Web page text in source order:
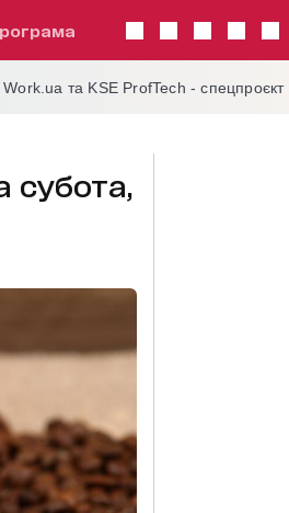
та KSE ProfTech - спецпроєкт
субота,